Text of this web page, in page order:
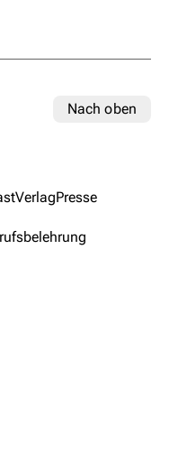
Nach oben
VerlagPresse